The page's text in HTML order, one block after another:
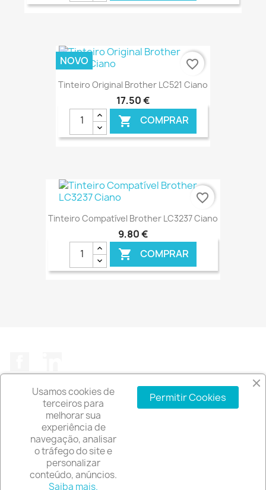
€ ONLINE
Tinteiro Original Brother LC521 Ciano
17,50 €
 COMPRAR
€ ONLINE
NOVO favorite_border
Tinteiro Compatível Brother LC3237 Ciano
9,80 €
 COMPRAR
favorite_border
A EMPRESA
INFORMAÇÃO DA LOJA
© 2026 - Software de comércio eletrónico por
Usamos cookies de
terceiros para
melhorar sua
experiência de
navegação, analisar
o tráfego do site e
personalizar
conteúdo, anúncios.
Saiba mais.
Permitir Cookies